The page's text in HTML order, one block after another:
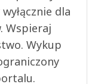
dla
Wspieraj
Wykup